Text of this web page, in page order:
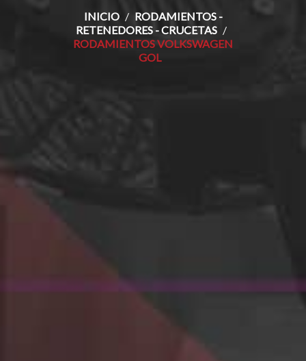
INICIO
RODAMIENTOS -
RETENEDORES - CRUCETAS
RODAMIENTOS VOLKSWAGEN
GOL